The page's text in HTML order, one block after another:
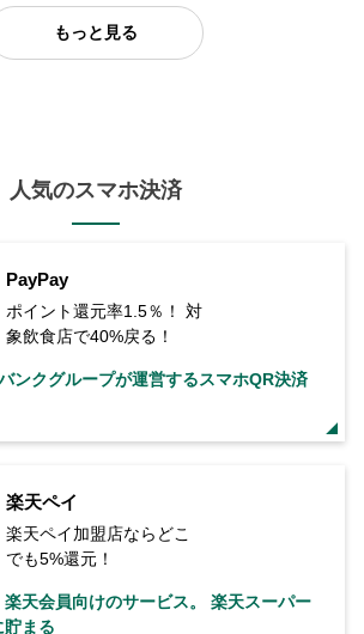
もっと見る
人気のスマホ決済
PayPay
ポイント還元率1.5％！ 対
象飲食店で40%戻る！
ンクグループが運営するスマホQR決済
楽天ペイ
楽天ペイ加盟店ならどこ
でも5%還元！
天会員向けのサービス。 楽天スーパー
貯まる